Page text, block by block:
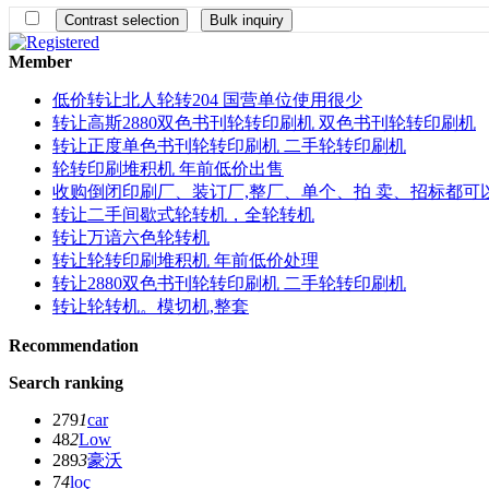
Member
低价转让北人轮转204 国营单位使用很少
转让高斯2880双色书刊轮转印刷机 双色书刊轮转印刷机
转让正度单色书刊轮转印刷机 二手轮转印刷机
轮转印刷堆积机 年前低价出售
收购倒闭印刷厂、装订厂,整厂、单个、拍 卖、招标都可
转让二手间歇式轮转机，全轮转机
转让万谙六色轮转机
转让轮转印刷堆积机 年前低价处理
转让2880双色书刊轮转印刷机 二手轮转印刷机
转让轮转机。模切机,整套
Recommendation
Search ranking
2791car
482Low
2893豪沃
74loç